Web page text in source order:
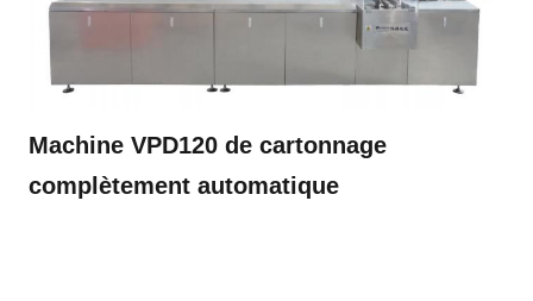
Machine VPD120 de cartonnage
complètement automatique